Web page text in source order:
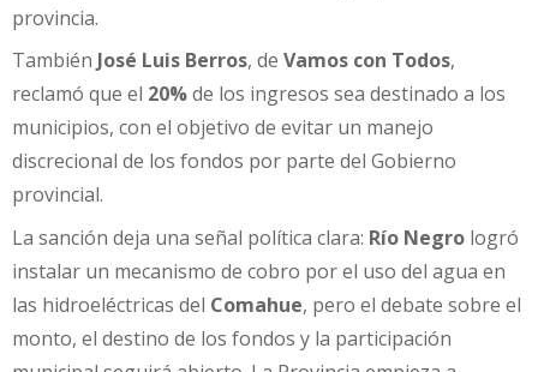
provincia.
También José Luis Berros, de Vamos con Todos,
reclamó que el 20%de los ingresos sea destinado a los
municipios, con el objetivo de evitar un manejo
discrecional de los fondos por parte del Gobierno
provincial.
La sanción deja una señal política clara: Río Negro logró
instalar un mecanismo de cobro por el uso del agua en
las hidroeléctricas del Comahue, pero el debate sobre el
monto, el destino de los fondos y la participación